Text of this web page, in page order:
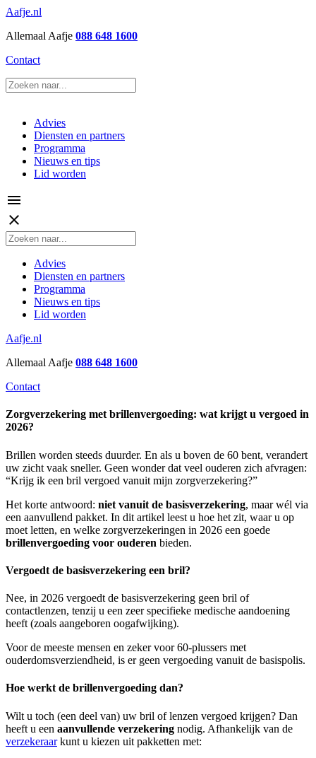
Aafje.nl
Allemaal Aafje 088 648 1600
Contact
Advies
Diensten en partners
Programma
Nieuws en tips
Lid worden
menu
close
Advies
Diensten en partners
Programma
Nieuws en tips
Lid worden
Aafje.nl
Allemaal Aafje 088 648 1600
Contact
Zorgverzekering met brillenvergoeding: wat krijgt u vergoed in
2026?
Brillen worden steeds duurder. En als u boven de 60 bent, verandert
uw zicht vaak sneller. Geen wonder dat veel ouderen zich afvragen:
“Krijg ik een bril vergoed vanuit mijn zorgverzekering?”
Het korte antwoord: niet vanuit de basisverzekering, maar wél via
een aanvullend pakket. In dit artikel leest u hoe het zit, waar u op
moet letten, en welke zorgverzekeringen in 2026 een goede
brillenvergoeding voor ouderen bieden.
Vergoedt de basisverzekering een bril?
Nee, in 2026 vergoedt de basisverzekering geen bril of
contactlenzen, tenzij u een zeer specifieke medische aandoening
heeft (zoals aangeboren oogafwijking).
Voor de meeste mensen en zeker voor 60-plussers met
ouderdomsverziendheid, is er geen vergoeding vanuit de basispolis.
Hoe werkt de brillenvergoeding dan?
Wilt u toch (een deel van) uw bril of lenzen vergoed krijgen? Dan
heeft u een aanvullende verzekering nodig. Afhankelijk van de
verzekeraarkunt u kiezen uit pakketten met: